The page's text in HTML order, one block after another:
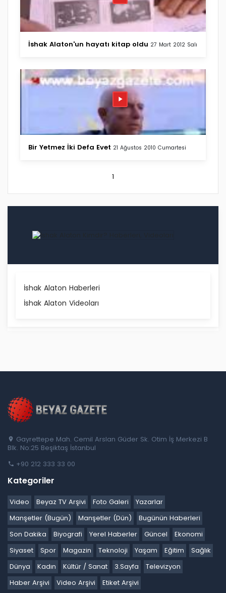
İshak Alaton'un hayatı kitap oldu 27 Mart 2012 Salı
Bir Yetmez İki Defa Evet 21 Ağustos 2010 Cumartesi
1
İshak Alaton Haberleri
İshak Alaton Videoları
Gayrettepe Mah. Cemil Arslan Güder Sk. Otim İş Merkezi B
Blk. No:25 Beşiktaş İstanbul
+90 212 333 33 00
Kategoriler
Video Beyaz TV Arşivi Foto Galeri
Yazarlar
Manşetler (Bugün)
Manşetler (Dün)
Bugünün Haberleri
Son Dakika
Biyografi Yerel Haberler Güncel
Ekonomi
Siyaset
Spor Magazin Teknoloji Yaşam Eğitim
Sağlık
Dünya
Kadın Kültür / Sanat 3.Sayfa
Televizyon
Haber Arşivi
Video Arşivi Etiket Arşivi